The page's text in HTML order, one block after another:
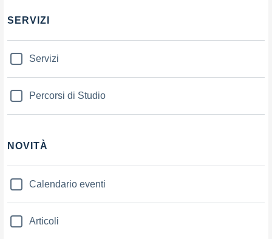
SERVIZI
Servizi
Percorsi di Studio
NOVITÀ
Calendario eventi
Articoli